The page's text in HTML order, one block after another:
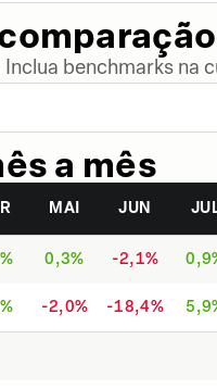
benchmarks na
a mês
MAI JUN
0,3% -2,1%
-2,0% -18,4%